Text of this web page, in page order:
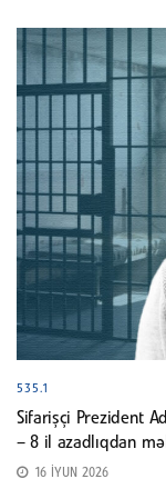
535.1
Sifarişçi Prezident
– 8 il azadlıqdan
16 İYUN 2026